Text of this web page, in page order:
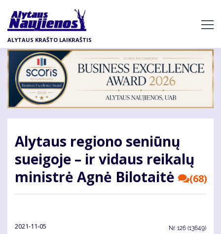
pagrindinį
turinį
ALYTAUS KRAŠTO LAIKRAŠTIS
Alytaus regiono seniūnų
sueigoje – ir vidaus reikalų
ministrė Agnė Bilotaitė
(68)
2021-11-05 Nr. 126 (13649)